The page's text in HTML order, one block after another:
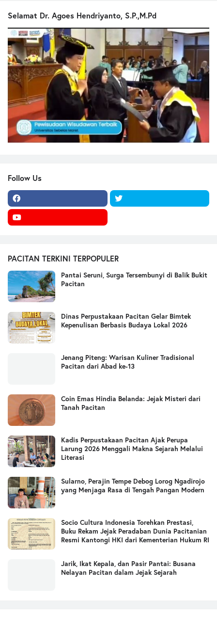
Selamat Dr. Agoes Hendriyanto, S.P.,M.Pd
Follow Us
PACITAN TERKINI TERPOPULER
Pantai Seruni, Surga Tersembunyi di Balik Bukit
Pacitan
Dinas Perpustakaan Pacitan Gelar Bimtek
Kepenulisan Berbasis Budaya Lokal 2026
Jenang Piteng: Warisan Kuliner Tradisional
Pacitan dari Abad ke-13
Coin Emas Hindia Belanda: Jejak Misteri dari
Tanah Pacitan
Kadis Perpustakaan Pacitan Ajak Perupa
Larung 2026 Menggali Makna Sejarah Melalui
Literasi
Sularno, Perajin Tempe Debog Lorog Ngadirojo
yang Menjaga Rasa di Tengah Pangan Modern
Socio Cultura Indonesia Torehkan Prestasi,
Buku Rekam Jejak Peradaban Dunia Pacitanian
Resmi Kantongi HKI dari Kementerian Hukum RI
Jarik, Ikat Kepala, dan Pasir Pantai: Busana
Nelayan Pacitan dalam Jejak Sejarah